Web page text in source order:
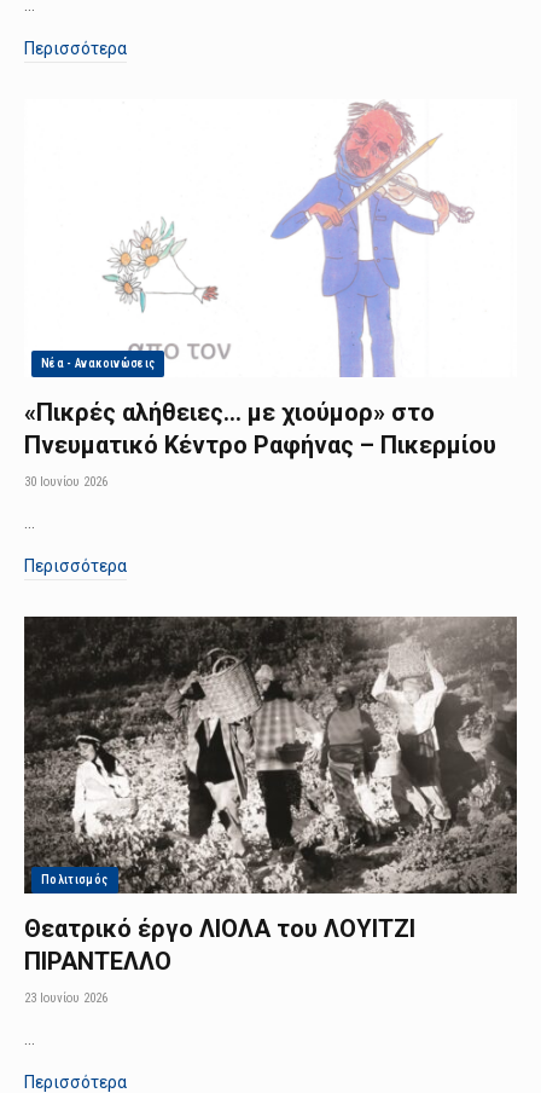
Περισσότερα
Νέα - Ανακοινώσεις
«Πικρές αλήθειες… με χιούμορ» στο
Πνευματικό Κέντρο Ραφήνας – Πικερμίου
30 Ιουνίου 2026
Περισσότερα
Πολιτισμός
Θεατρικό έργο ΛΙΟΛΑ του ΛΟΥΙΤΖΙ
ΠΙΡΑΝΤΕΛΛΟ
23 Ιουνίου 2026
Περισσότερα